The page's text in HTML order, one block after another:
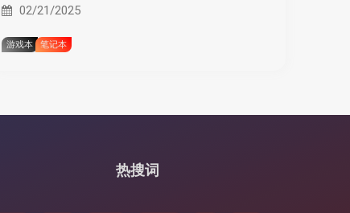
02/21/2025
游戏本 笔记本
热搜词